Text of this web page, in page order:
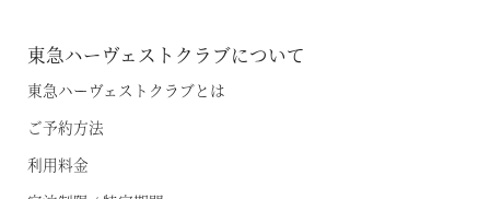
東急ハーヴェストクラブについて
東急ハーヴェストクラブとは
ご予約方法
利用料金